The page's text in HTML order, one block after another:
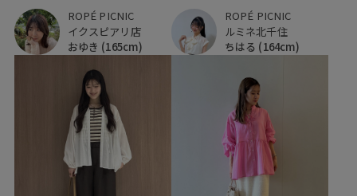
ROPÉ PICNIC
イクスピアリ店
おゆき (165cm)
ROPÉ PICNIC
ルミネ北千住
ちはる (164cm)